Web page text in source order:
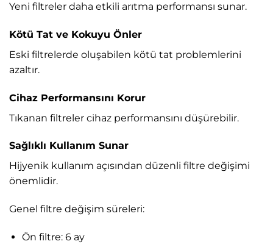
Yeni filtreler daha etkili arıtma performansı sunar.
Kötü Tat ve Kokuyu Önler
Eski filtrelerde oluşabilen kötü tat problemlerini
azaltır.
Cihaz Performansını Korur
Tıkanan filtreler cihaz performansını düşürebilir.
Sağlıklı Kullanım Sunar
Hijyenik kullanım açısından düzenli filtre değişimi
önemlidir.
Genel filtre değişim süreleri:
Ön filtre: 6 ay